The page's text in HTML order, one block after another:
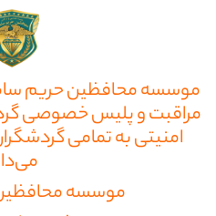
مراقبت و پلیس خصوصی
امنیتی به تمامی
موسسه